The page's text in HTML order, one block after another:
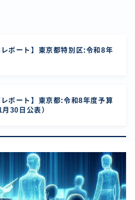
レポート】東京都特別区:令和8年
レポート】東京都:令和8年度予算
30日公表）